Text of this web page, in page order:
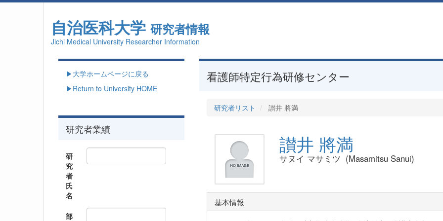
自治医科大学 研究者情報
Jichi Medical University Researcher Information
看護師特定行為研修センター
研究者リスト 讃井 將満
讃井 將満
サヌイ マサミツ (Masamitsu Sanui)
基本情報
▶大学ホームページに戻る
▶Return to University HOME
研究者業績
研
究
者
氏
名
部